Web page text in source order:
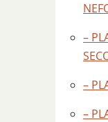
–
–
–